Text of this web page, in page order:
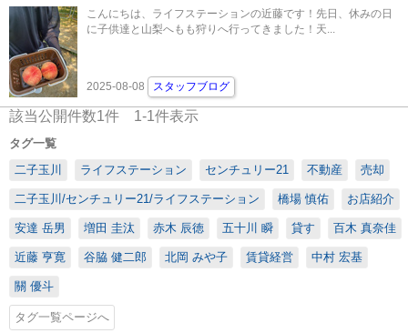
こんにちは、ライフステーションの近藤です！先日、休みの日
に子供達と山梨へもも狩りへ行ってきました！天...
2025-08-08 スタッフブログ
該当公開件数1件 1-1件表示
タグ一覧
二子玉川
ライフステーション センチュリー21 不動産 売却
二子玉川/センチュリー21/ライフステーション 橋場 慎佑 お店紹介
安達 岳男 増田 圭汰 赤木 辰徳 五十川 瞬 貸す 百木 真奈佳
近藤 亨寛 谷脇 健二郎 北岡 みや子 賃貸経営 中村 宏基
關 優斗
タグ一覧ページへ